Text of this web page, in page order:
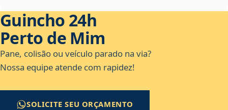
Guincho 24h
Perto de Mim
Pane, colisão ou veículo parado na via?
Nossa equipe atende com rapidez!
SOLICITE SEU ORÇAMENTO